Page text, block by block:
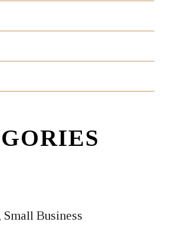
Small Business